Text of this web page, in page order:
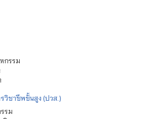
กรรม
วิชาชีพชั้นสูง (ปวส.)
รม